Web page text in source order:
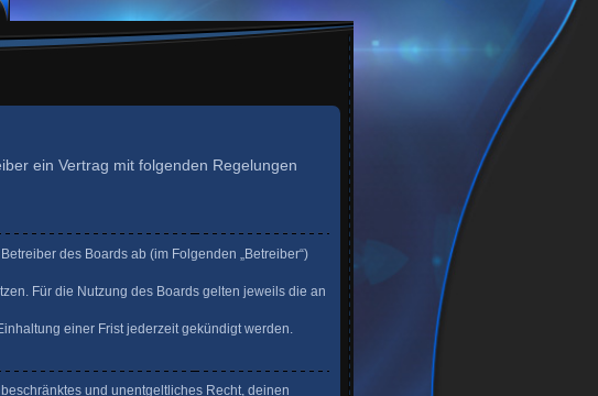
ein Vertrag mit folgenden Regelungen
des Boards ab (im Folgenden „Betreiber“)
Für die Nutzung des Boards gelten jeweils die an
einer Frist jederzeit gekündigt werden.
und unentgeltliches Recht, deinen